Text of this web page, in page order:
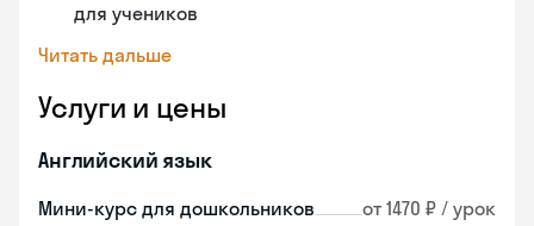
для учеников
Читать дальше
Услуги и цены
Английский язык
Мини-курс для дошкольников от 1470 ₽ / урок